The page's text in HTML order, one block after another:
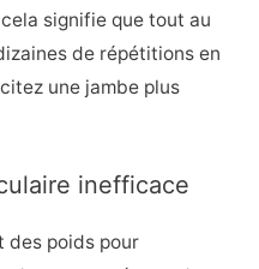
signifie que tout au
de répétitions en
une jambe plus
inefficace
des poids pour